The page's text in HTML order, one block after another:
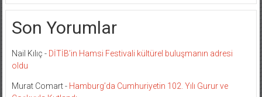
Son Yorumlar
Nail Kılıç - DİTİB’in Hamsi Festivali kültürel buluşmanın adresi
oldu
Murat Comart- Hamburg’da Cumhuriyetin 102. Yılı Gurur ve